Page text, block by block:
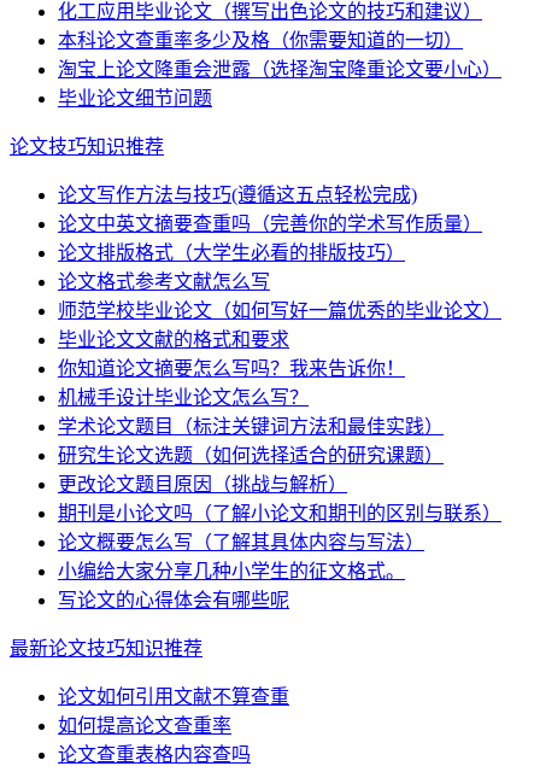
化工应用毕业论文（撰写出色论文的技巧和建议）
本科论文查重率多少及格（你需要知道的一切）
淘宝上论文降重会泄露（选择淘宝降重论文要小心）
毕业论文细节问题
论文技巧知识推荐
论文写作方法与技巧(遵循这五点轻松完成)
论文中英文摘要查重吗（完善你的学术写作质量）
论文排版格式（大学生必看的排版技巧）
论文格式参考文献怎么写
师范学校毕业论文（如何写好一篇优秀的毕业论文）
毕业论文文献的格式和要求
你知道论文摘要怎么写吗？我来告诉你！
机械手设计毕业论文怎么写？
学术论文题目（标注关键词方法和最佳实践）
研究生论文选题（如何选择适合的研究课题）
更改论文题目原因（挑战与解析）
期刊是小论文吗（了解小论文和期刊的区别与联系）
论文概要怎么写（了解其具体内容与写法）
小编给大家分享几种小学生的征文格式。
写论文的心得体会有哪些呢
最新论文技巧知识推荐
论文如何引用文献不算查重
如何提高论文查重率
论文查重表格内容查吗